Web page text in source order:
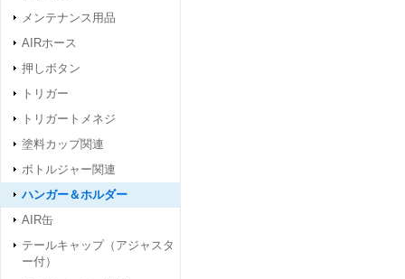
メンテナンス用品
AIRホース
押しボタン
トリガー
トリガートメネジ
塗料カップ関連
ボトルジャー関連
ハンガー＆ホルダー
AIR缶
テールキャップ（アジャスタ
ー付）